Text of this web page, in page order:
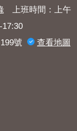
上班時間：上午
號
查看地圖